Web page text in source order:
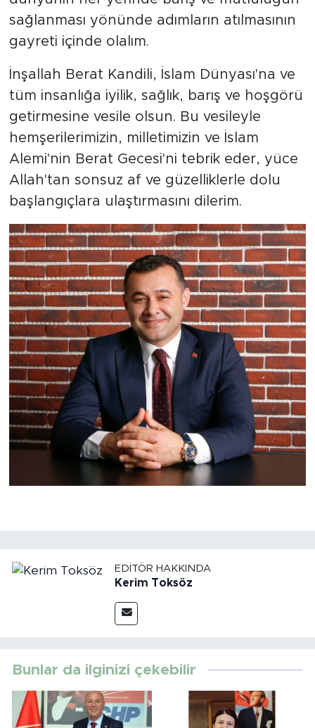
sağlanması yönünde adımların atılmasının
gayreti içinde olalım.
İnşallah Berat Kandili, İslam Dünyası'na ve
tüm insanlığa iyilik, sağlık, barış ve hoşgörü
getirmesine vesile olsun. Bu vesileyle
hemşerilerimizin, milletimizin ve İslam
Alemi'nin Berat Gecesi'ni tebrik eder, yüce
Allah'tan sonsuz af ve güzelliklerle dolu
başlangıçlara ulaştırmasını dilerim.
EDITÖR HAKKINDA
Kerim Toksöz
Bunlar da ilginizi çekebilir